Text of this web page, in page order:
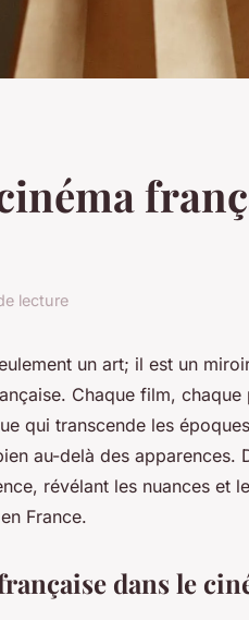
lecture
un art; il est un
Chaque film,
qui transcende les
au-delà des apparences.
révélant les nuances et
France.
dans le